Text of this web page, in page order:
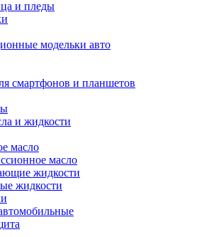
и пледы
модельки авто
смартфонов и планшетов
и жидкости
масло
масло
жидкости
жидкости